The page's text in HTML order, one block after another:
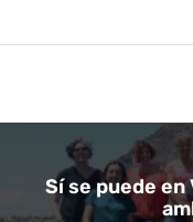
Sí se puede en